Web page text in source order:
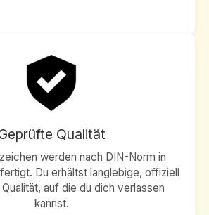
Qualität
werden nach DIN-Norm in
Du erhältst langlebige, offiziell
auf die du dich verlassen
kannst.